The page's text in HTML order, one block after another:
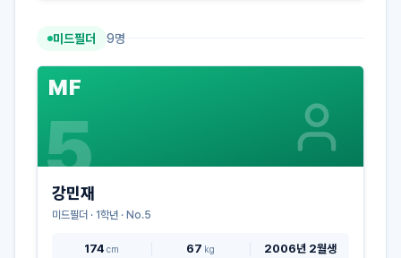
미드필더 9명
MF
5
강민재
미드필더 · 1학년 · No.5
174 cm 67 kg 2006년 2월생